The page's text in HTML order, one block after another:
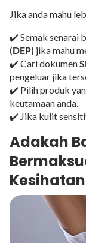
Jika anda mahu
✔️ Semak senarai
(DEP) jika mahu
✔️ Cari dokumen
pengeluar jika
✔️ Pilih produk
keutamaan anda.
✔️ Jika kulit
Adakah